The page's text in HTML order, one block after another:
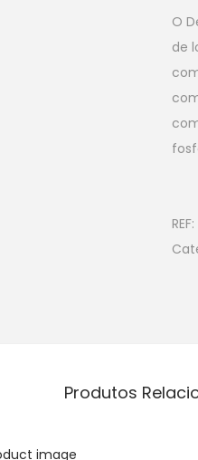
O
de
REF:
Produtos